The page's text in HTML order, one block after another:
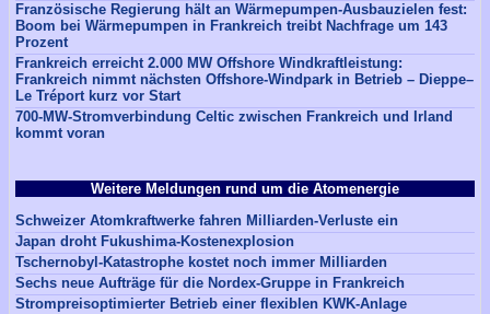
Weitere Meldungen rund um die Atomenergie
Schweizer Atomkraftwerke fahren Milliarden-Verluste ein
Japan droht Fukushima-Kostenexplosion
Tschernobyl-Katastrophe kostet noch immer Milliarden
Sechs neue Aufträge für die Nordex-Gruppe in Frankreich
Strompreisoptimierter Betrieb einer flexiblen KWK-Anlage
Französische Regierung hält an Wärmepumpen-Ausbauzielen fest:
Boom bei Wärmepumpen in Frankreich treibt Nachfrage um 143
Prozent
Frankreich erreicht 2.000 MW Offshore Windkraftleistung:
Frankreich nimmt nächsten Offshore-Windpark in Betrieb – Dieppe–
Le Tréport kurz vor Start
700-MW-Stromverbindung Celtic zwischen Frankreich und Irland
kommt voran